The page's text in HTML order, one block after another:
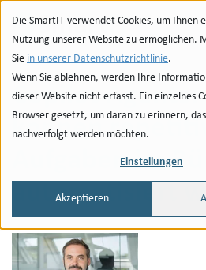
Die SmartIT verwendet Cookies, um Ihnen
Nutzung unserer Website zu ermöglichen.
Sie in unserer Datenschutzrichtlinie.
Wenn Sie ablehnen, werden Ihre
dieser Website nicht erfasst. Ein einzelnes
Browser gesetzt, um daran zu erinnern,
nachverfolgt werden möchten.
Einstellungen
Akzeptieren
Zur Navigation
zu den Quicklinks
Zur Suche
Zum Inhalt
Copilot Agents:
können
Aufgaben im
automatisiert